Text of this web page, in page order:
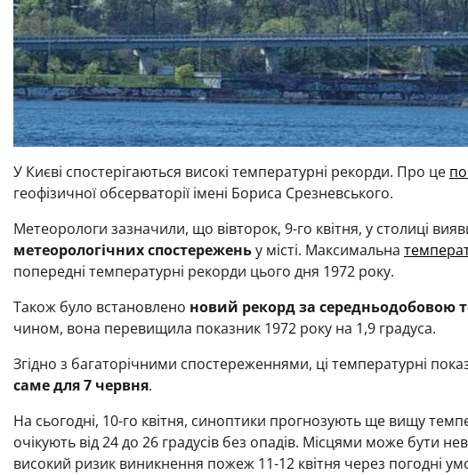
У Києві спостерігаються високі температурні рекорди. Про це
геофізичної обсерваторії імені Бориса Срезневського.
Метеорологи зазначили, що вівторок, 9-го квітня, у столиці
метеорологічних спостереженьу місті. Максимальна
попередні температурні рекорди цього дня 1972 року.
Також було встановлено новий рекорд за середньодобовою
чином, вона перевищила показник 1972 року на 1,9 градуса.
Згідно з багаторічними спостереженнями, ці температурні
саме для 7 червня.
На сьогодні, 10-го квітня, синоптики прогнозують ще вищу
очікують від 24 до 26 градусів без опадів. Місцями може бути
високий ризик виникнення пожеж 11-12 квітня через погодні